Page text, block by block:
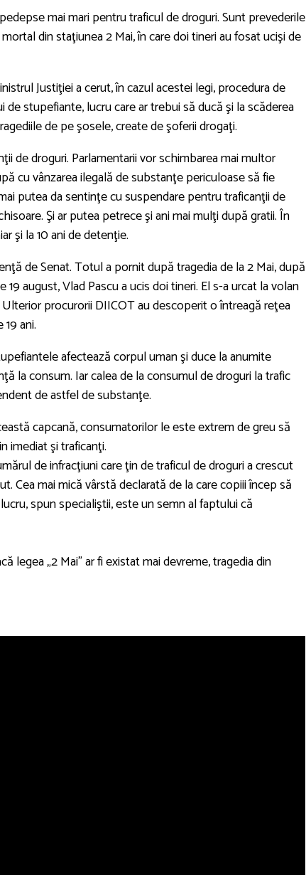
mai mari pentru traficul de droguri. Sunt prevederile
din staţiunea 2 Mai, în care doi tineri au fosat ucişi de
Justiţiei a cerut, în cazul acestei legi, procedura de
stupefiante, lucru care ar trebui să ducă şi la scăderea
de pe şosele, create de şoferii drogaţi.
de droguri. Parlamentarii vor schimbarea mai multor
cu vânzarea ilegală de substanţe periculoase să fie
putea da sentinţe cu suspendare pentru traficanţii de
Şi ar putea petrece şi ani mai mulţi după gratii. În
şi la 10 ani de detenţie.
de Senat. Totul a pornit după tragedia de la 2 Mai, după
august, Vlad Pascu a ucis doi tineri. El s-a urcat la volan
procurorii DIICOT au descoperit o întreagă reţea
ani.
afectează corpul uman şi duce la anumite
la consum. Iar calea de la consumul de droguri la trafic
de astfel de substanţe.
capcană, consumatorilor le este extrem de greu să
imediat şi traficanţi.
de infracţiuni care ţin de traficul de droguri a crescut
Cea mai mică vârstă declarată de la care copiii încep să
spun specialiştii, este un semn al faptului că
legea „2 Mai” ar fi existat mai devreme, tragedia din